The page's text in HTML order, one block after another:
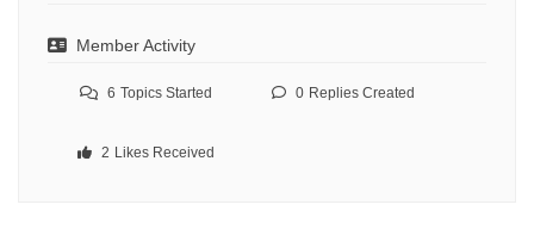
Member Activity
6 Topics Started 0 Replies Created
2 Likes Received